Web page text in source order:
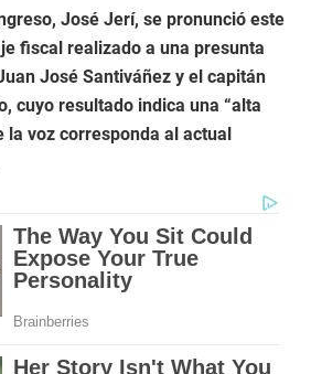
José Jerí, se pronunció este
fiscal realizado a una presunta
José Santiváñez y el capitán
cuyo resultado indica una “alta
la voz corresponda al actual